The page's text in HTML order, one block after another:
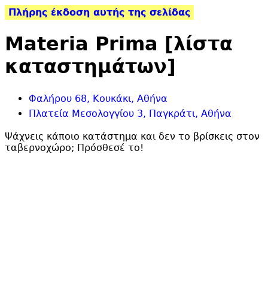
Πλήρης έκδοση αυτής της σελίδας
Materia Prima [λίστα
καταστημάτων]
Φαλήρου 68, Κουκάκι, Αθήνα
Πλατεία Μεσολογγίου 3, Παγκράτι, Αθήνα
Ψάχνεις κάποιο κατάστημα και δεν το βρίσκεις στον
ταβερνοχώρο; Πρόσθεσέ το!